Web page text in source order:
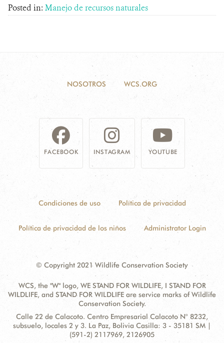
Posted in: Manejo de recursos naturales
NOSOTROS WCS.ORG
FACEBOOK INSTAGRAM YOUTUBE
Condiciones de uso Política de privacidad
Política de privacidad de los niños Administrator Login
© Copyright 2021 Wildlife Conservation Society
WCS, the "W" logo, WE STAND FOR WILDLIFE, I STAND FOR
WILDLIFE, and STAND FOR WILDLIFE are service marks of Wildlife
Conservation Society.
Contact
Information
Address:
Calle 22 de Calacoto. Centro Empresarial Calacoto N° 8232,
subsuelo, locales 2 y 3. La Paz, Bolivia Casilla: 3 - 35181 SM |
(591-2) 2117969, 2126905